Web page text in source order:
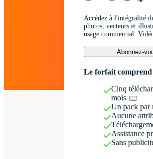
Accédez à l'intégralité
photos, vecteurs et
usage commercial.
Abonnez-
Le forfait comprend
Cinq
mois
Un pack par
Aucune
Assistance
Sans